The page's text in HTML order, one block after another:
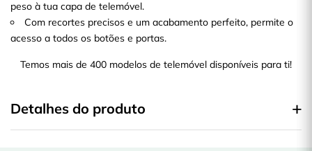
peso à tua capa de telemóvel.
Com recortes precisos e um acabamento perfeito, permite o
acesso a todos os botões e portas.
Temos mais de 400 modelos de telemóvel disponíveis para ti!
Detalhes do produto